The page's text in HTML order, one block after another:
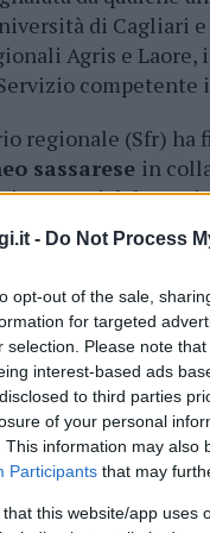
- Do Not Process
opt-out of the sale,
for targeted
selection. Please note
interest-based ads
to third parties
of your personal
This information may also
Participants that may
that this website/app
di Cagliari e
Agris e
regionale (Sfr) ha
sassarese in
terrestri del
di specifiche
con un
che consiste
Murgia –
in modo
urbane,
sono avute anche le
, senza però danni
e